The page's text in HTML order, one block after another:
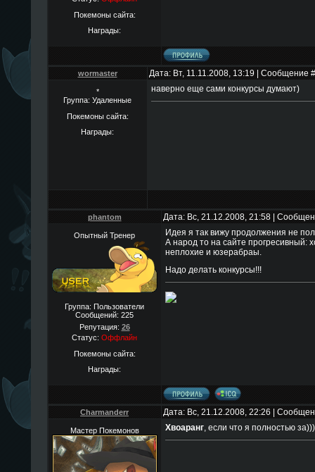
Покемоны сайта:
Награды:
wormaster Дата: Вт, 11.11.2008, 13:19 | Сообщение
*
Группа: Удаленные
Покемоны сайта:
Награды:
наверно еще сами конкурсы думают)
phantom Дата: Вс, 21.12.2008, 21:58 |
Опытный Тренер
Группа: Пользователи
Сообщений: 225
Репутация: 26
Статус: Оффлайн
Покемоны сайта:
Награды:
Идея я так вижу продолжения не
А народ то на сайте прогресивный:
неплохие и юзерабраы.
Надо делать конкурсы!!!
Charmanderr Дата: Вс, 21.12.2008, 22:26 |
Мастер Покемонов Хвоаранг, если что я полностью